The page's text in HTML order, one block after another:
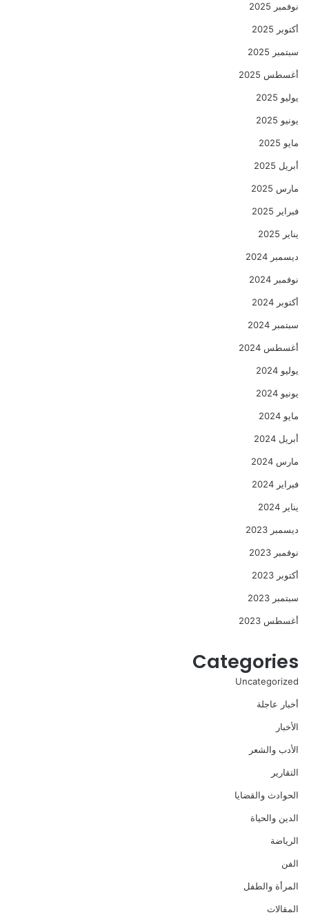
نوفمبر 2025
أكتوبر 2025
سبتمبر 2025
أغسطس 2025
يوليو 2025
يونيو 2025
مايو 2025
أبريل 2025
مارس 2025
فبراير 2025
يناير 2025
ديسمبر 2024
نوفمبر 2024
أكتوبر 2024
سبتمبر 2024
أغسطس 2024
يوليو 2024
يونيو 2024
مايو 2024
أبريل 2024
مارس 2024
فبراير 2024
يناير 2024
ديسمبر 2023
نوفمبر 2023
أكتوبر 2023
سبتمبر 2023
أغسطس 2023
Categories
Uncategorized
أخبار عاجلة
الأخبار
الأدب والشعر
التقارير
الحوادث والقضايا
الدين والحياة
الرياضة
الفن
المرأة والطفل
المقالات